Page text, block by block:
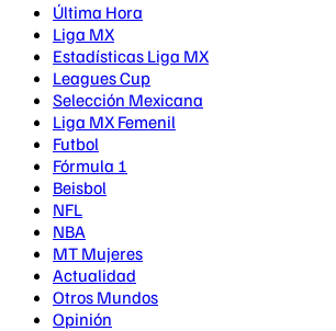
Última Hora
Liga MX
Estadísticas Liga MX
Leagues Cup
Selección Mexicana
Liga MX Femenil
Futbol
Fórmula 1
Beisbol
NFL
NBA
MT Mujeres
Actualidad
Otros Mundos
Opinión